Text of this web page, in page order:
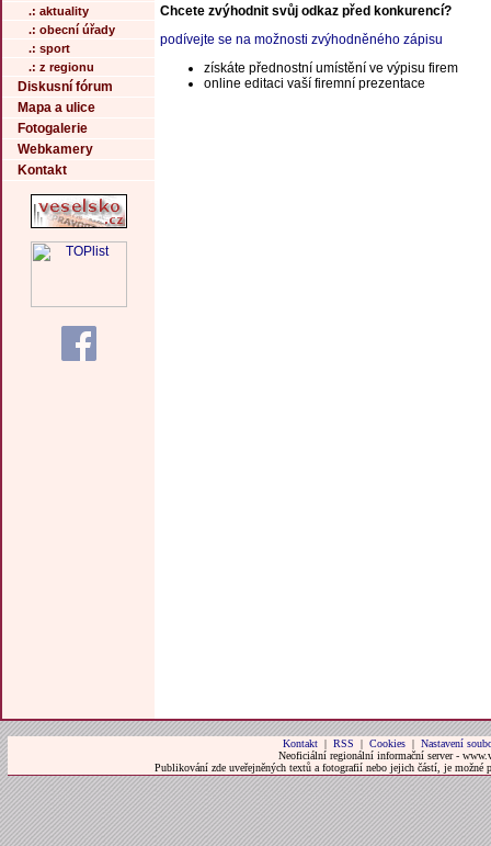
.: aktuality
.: obecní úřady
.: sport
.: z regionu
Diskusní fórum
Mapa a ulice
Fotogalerie
Webkamery
Kontakt
Chcete zvýhodnit svůj odkaz před konkurencí?
podívejte se na možnosti zvýhodněného zápisu
získáte přednostní umístění ve výpisu firem
online editaci vaší firemní prezentace
Kontakt| RSS | Cookies| Nastavení
Neoficiální regionální informační server -
Publikování zde uveřejněných textů a fotografií nebo jejich částí, je možné